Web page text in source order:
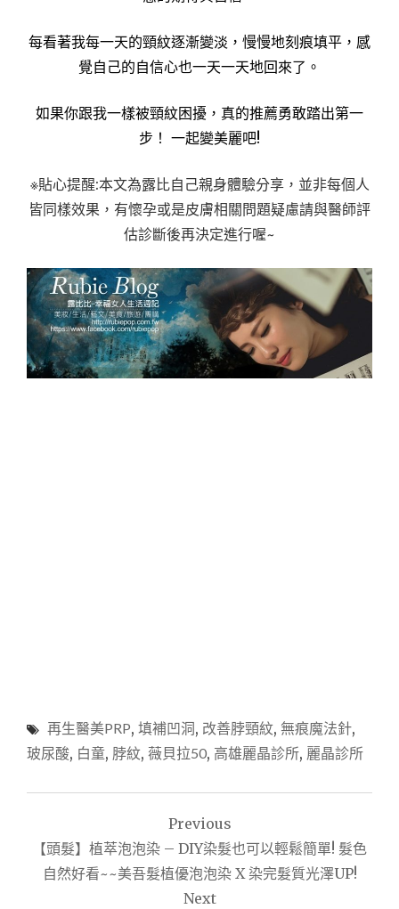
每看著我每一​​天的頸紋逐漸變淡，慢慢地刻痕填平，感
覺自己的自信心也一天一天地回來了。
如果你跟我一樣被頸紋困擾，真的推薦勇敢踏出第一
步！ 一起變美麗吧!
※貼心提醒:本文為露比自己親身體驗分享，並非每個人
皆同樣效果，有懷孕或是皮膚相關問題疑慮請與醫師評
估診斷後再決定進行喔~
再生醫美PRP, 填補凹洞, 改善脖頸紋, 無痕魔法針,
玻尿酸, 白童, 脖紋, 薇貝拉50, 高雄麗晶診所, 麗晶診所
章
導
Previous
【頭髮】植萃泡泡染 – DIY染髮也可以輕鬆簡單! 髮色
自然好看~~美吾髮植優泡泡染 X 染完髮質光澤UP!
Next